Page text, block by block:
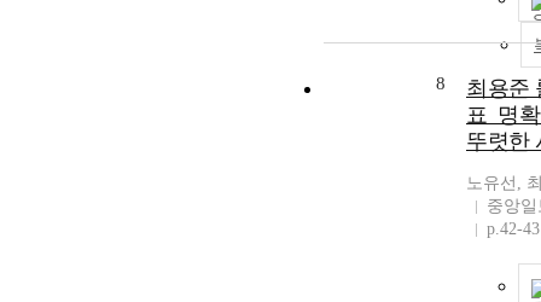
8
최용준
표_명
뚜렷한
노유선,
중앙
p.42-43